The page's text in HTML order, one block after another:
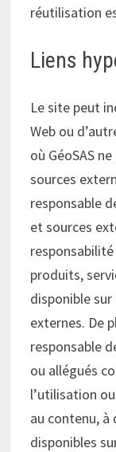
réutilisation
Liens
Le site peut
Web ou
où GéoSAS
sources
responsable
et sources
produits,
disponible
externes. De
responsable
ou allégués
l’utilisation
au contenu, à
disponibles